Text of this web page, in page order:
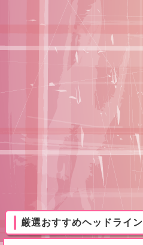
厳選おすすめヘッドライン